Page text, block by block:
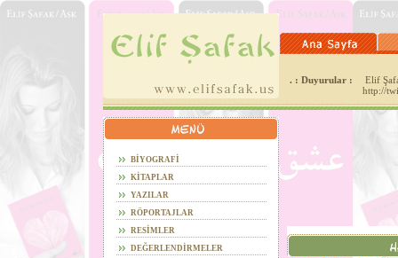
. : Duyurular :
Elif
http://
BİYOGRAFİ
KİTAPLAR
YAZILAR
RÖPORTAJLAR
RESİMLER
DEĞERLENDİRMELER